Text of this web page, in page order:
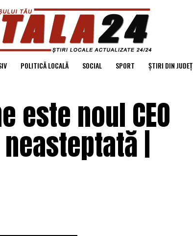
POLITICĂ LOCALĂ SOCIAL SPORT ȘTIRI DIN JUDEȚ
este noul CEO
|